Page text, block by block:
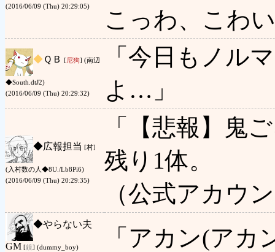
(2016/06/09 (Thu) 20:29:05)
こっわ、こわ
◆ＱＢ [尼狗] (南辺
◆South.dtJ2)
(2016/06/09 (Thu) 20:29:32)
「今日もノル
よ…」
◆広報担当 [村]
(入村数の人◆8U./Lb8Pi6)
(2016/06/09 (Thu) 20:29:35)
「【悲報】鬼
残り1体。
（公式アカウ
◆やらない夫
GM [鏡] (dummy_boy)
「アカン(ア